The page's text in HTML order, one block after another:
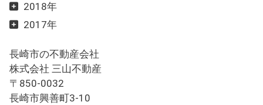
2018年
2017年
長崎市の不動産会社
株式会社 三山不動産
〒850-0032
長崎市興善町3-10